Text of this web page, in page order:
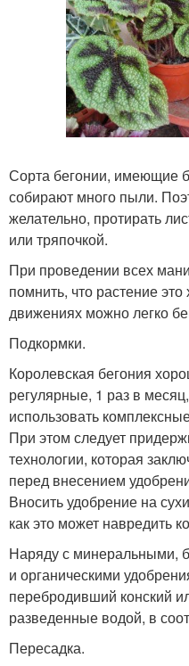
Сорта бегонии, имеющие
собирают много пыли.
желательно, протирать
или тряпочкой.
При проведении всех
помнить, что растение
движениях можно легко
Подкормки.
Королевская бегония
регулярные, 1 раз в
использовать
При этом следует
технологии, которая
перед внесением
Вносить удобрение на
как это может навредить
Наряду с минеральными,
и органическими
перебродивший конский
разведенные водой, в
Пересадка.